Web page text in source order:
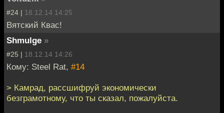
#24 | 18.12.14 14:25
Вятский Квас!
Shmulge »
#25 | 18.12.14 14:26
Кому: Steel Rat, #14
> Камрад, рассшифруй экономически
безграмотному, что ты сказал, пожалуйста.